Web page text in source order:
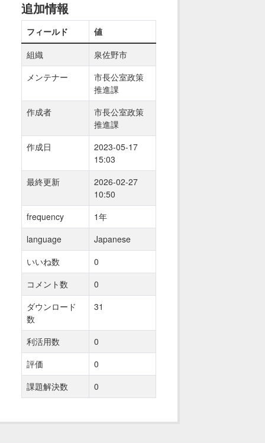
追加情報
フィールド
値
組織
泉佐野市
メンテナー
市長公室政策
推進課
作成者
市長公室政策
推進課
作成日
2023-05-17
15:03
最終更新
2026-02-27
10:50
frequency
1年
language
Japanese
いいね数
0
コメント数
0
ダウンロード
数
31
利活用数
0
評価
0
課題解決数
0